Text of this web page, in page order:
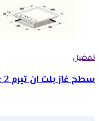
تفضيل
سطح غاز بلت ان تيرم 2 عين – ستيل Trmbh30domg